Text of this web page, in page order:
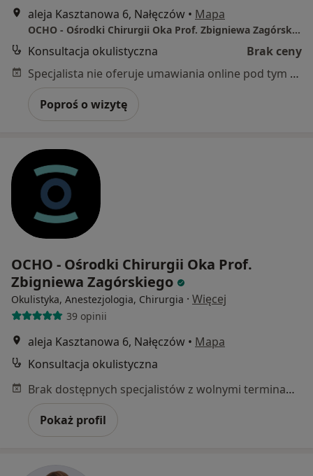
aleja Kasztanowa 6, Nałęczów • Mapa
OCHO - Ośrodki Chirurgii Oka Prof. Zbigniewa Zagórskiego
Konsultacja okulistyczna
Brak ceny
Specjalista nie oferuje umawiania online pod tym adresem.
Poproś o wizytę
OCHO - Ośrodki Chirurgii Oka Prof.
Zbigniewa Zagórskiego
Okulistyka, Anestezjologia, Chirurgia · Więcej
39 opinii
aleja Kasztanowa 6, Nałęczów • Mapa
Konsultacja okulistyczna
Brak dostępnych specjalistów z wolnymi terminami w tym centrum medycznym.
Pokaż profil